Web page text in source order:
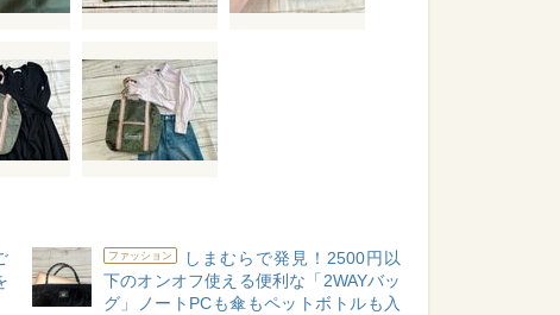
ファッション
しまむらで発見！2500円以
下のオンオフ使える便利な「2WAYバッ
グ」ノートPCも傘もペットボトルも入